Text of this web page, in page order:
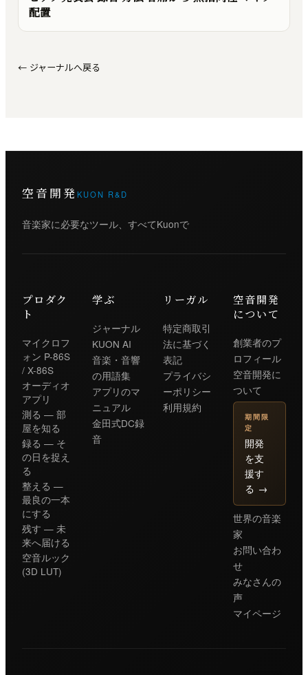
配置
← ジャーナルへ戻る
空音開発 KUON R&D
音楽家に必要なツール、すべてKuonで
プロダク
ト
マイクロフ
ォン P-86S
/ X-86S
オーディオ
アプリ
測る — 部
屋を知る
録る — そ
の日を捉え
る
整える —
最良の一本
にする
残す — 未
来へ届ける
空音ルック
(3D LUT)
学ぶ
ジャーナル
KUON AI
音楽・音響
の用語集
アプリのマ
ニュアル
金田式DC録
音
リーガル
特定商取引
法に基づく
表記
プライバシ
ーポリシー
利用規約
空音開発
について
創業者のプ
ロフィール
空音開発に
ついて
期間限
定
開発
を支
援す
る →
世界の音楽
家
お問い合わ
せ
みなさんの
声
マイページ